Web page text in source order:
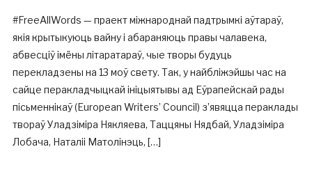
#FreeAllWords — праект міжнароднай падтрымкі аўтараў,
якія крытыкуюць вайну і абараняюць правы чалавека,
абвесціў імёны літаратараў, чые творы будуць
перекладзены на 13 моў свету. Так, у найбліжэйшы час на
сайце перакладчыцкай ініцыятывы ад Еўрапейскай рады
пісьменнікаў (European Writers’ Council) з’явяцца пераклады
твораў Уладзіміра Някляева, Таццяны Нядбай, Уладзіміра
Лобача, Наталіі Матолінэць, […]